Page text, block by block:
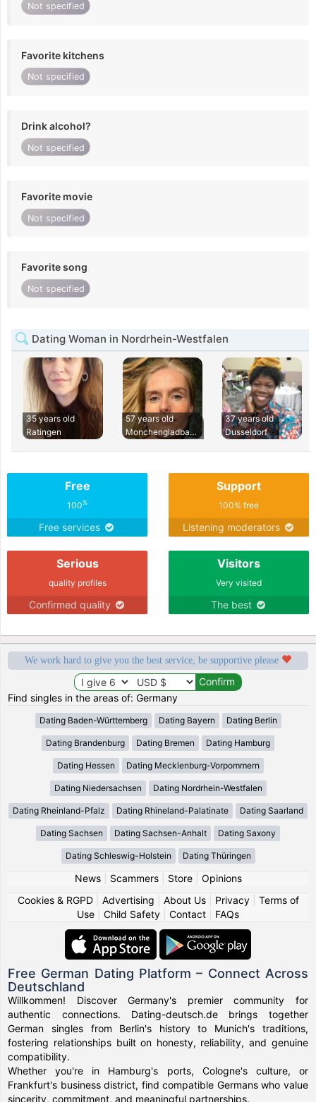
Not specified
Favorite kitchens
Not specified
Drink alcohol?
Not specified
Favorite movie
Not specified
Favorite song
Not specified
Dating Woman in Nordrhein-Westfalen
35 years old
Ratingen
57 years old
Monchengladbach
37 years old
Dusseldorf
Free
100%
Free services
Support
100% free
Listening moderators
Serious
quality profiles
Confirmed quality
Visitors
Very visited
The best
We work hard to give you the best service, be supportive please
Find singles in the areas of: Germany
Dating Baden-Württemberg Dating Bayern Dating Berlin
Dating Brandenburg Dating Bremen Dating Hamburg
Dating Hessen Dating Mecklenburg-Vorpommern
Dating Niedersachsen Dating Nordrhein-Westfalen
Dating Rheinland-Pfalz Dating Rhineland-Palatinate Dating Saarland
Dating Sachsen Dating Sachsen-Anhalt Dating Saxony
Dating Schleswig-Holstein Dating Thüringen
News| Scammers| Store| Opinions
Cookies & RGPD| Advertising About Us| Privacy| Terms of
Use
Child Safety Contact FAQs
Free German Dating Platform – Connect Across
Deutschland
Willkommen! Discover Germany's premier community for
authentic connections. Dating-deutsch.de brings together
German singles from Berlin's history to Munich's traditions,
fostering relationships built on honesty, reliability, and genuine
compatibility.
Whether you're in Hamburg's ports, Cologne's culture, or
Frankfurt's business district, find compatible Germans who value
sincerity, commitment, and meaningful partnerships.